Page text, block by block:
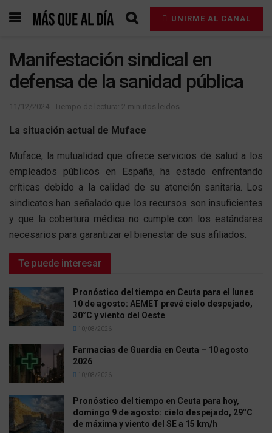
UNIRME AL CANAL
Manifestación sindical en
defensa de la sanidad pública
11/12/2024 Tiempo de lectura: 2 minutos leidos
La situación actual de Muface
Muface, la mutualidad que ofrece servicios de salud a los
empleados públicos en España, ha estado enfrentando
críticas debido a la calidad de su atención sanitaria. Los
sindicatos han señalado que los recursos son insuficientes
y que la cobertura médica no cumple con los estándares
necesarios para garantizar el bienestar de sus afiliados.
Te puede interesar
Pronóstico del tiempo en Ceuta para el lunes
10 de agosto: AEMET prevé cielo despejado,
30°C y viento del Oeste
10/08/2026
Farmacias de Guardia en Ceuta – 10 agosto
2026
10/08/2026
Pronóstico del tiempo en Ceuta para hoy,
domingo 9 de agosto: cielo despejado, 29°C
de máxima y viento del SE a 15 km/h